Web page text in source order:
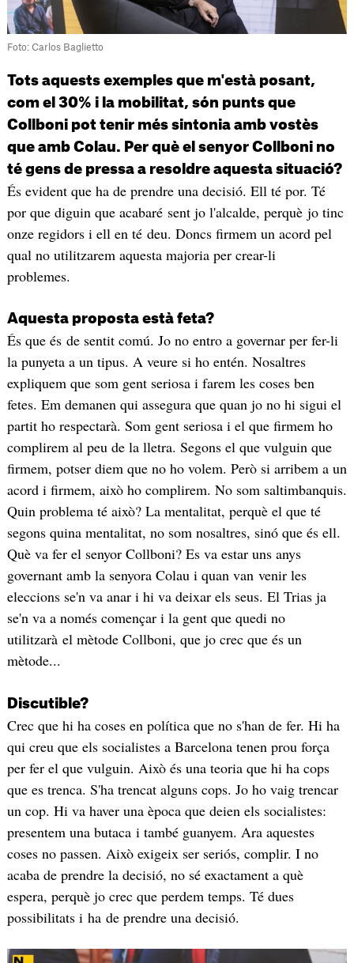
Foto: Carlos Baglietto
Tots aquests exemples que m'està posant,
com el 30% i la mobilitat, són punts que
Collboni pot tenir més sintonia amb vostès
que amb Colau. Per què el senyor Collboni no
té gens de pressa a resoldre aquesta situació?
És evident que ha de prendre una decisió. Ell té por. Té
por que diguin que acabaré sent jo l'alcalde, perquè jo tinc
onze regidors i ell en té deu. Doncs firmem un acord pel
qual no utilitzarem aquesta majoria per crear-li
problemes.
Aquesta proposta està feta?
És que és de sentit comú. Jo no entro a governar per fer-li
la punyeta a un tipus. A veure si ho entén. Nosaltres
expliquem que som gent seriosa i farem les coses ben
fetes. Em demanen qui assegura que quan jo no hi sigui el
partit ho respectarà. Som gent seriosa i el que firmem ho
complirem al peu de la lletra. Segons el que vulguin que
firmem, potser diem que no ho volem. Però si arribem a un
acord i firmem, això ho complirem. No som saltimbanquis.
Quin problema té això? La mentalitat, perquè el que té
segons quina mentalitat, no som nosaltres, sinó que és ell.
Què va fer el senyor Collboni? Es va estar uns anys
governant amb la senyora Colau i quan van venir les
eleccions se'n va anar i hi va deixar els seus. El Trias ja
se'n va a només començar i la gent que quedi no
utilitzarà el mètode Collboni, que jo crec que és un
mètode...
Discutible?
Crec que hi ha coses en política que no s'han de fer. Hi ha
qui creu que els socialistes a Barcelona tenen prou força
per fer el que vulguin. Això és una teoria que hi ha cops
que es trenca. S'ha trencat alguns cops. Jo ho vaig trencar
un cop. Hi va haver una època que deien els socialistes:
presentem una butaca i també guanyem. Ara aquestes
coses no passen. Això exigeix ser seriós, complir. I no
acaba de prendre la decisió, no sé exactament a què
espera, perquè jo crec que perdem temps. Té dues
possibilitats i ha de prendre una decisió.